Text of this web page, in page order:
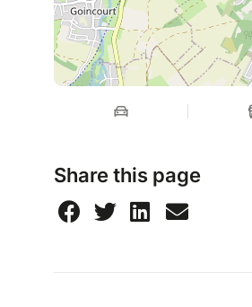
Share this page